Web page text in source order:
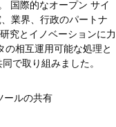
国際的なオープン サイ
業界、行政のパートナ
究とイノベーションに力
の相互運用可能な処理と
で取り組みました。
ールの共有